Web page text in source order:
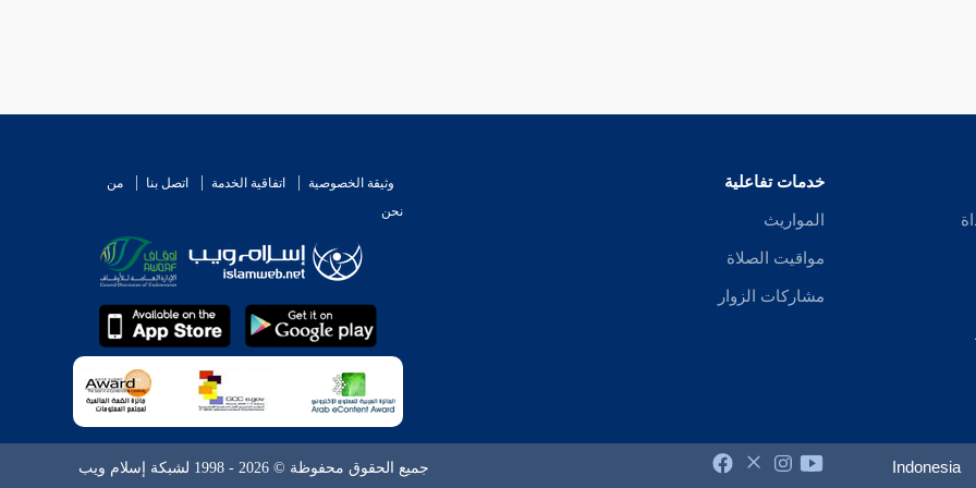
خدمات تفاعلية
المواريث
مواقيت الصلاة
مشاركات الزوار
وثيقة الخصوصية اتفاقية الخدمة اتصل بنا
من
نحن
Indonesia جميع الحقوق محفوظة © 2026 - 1998 لشبكة إسلام ويب